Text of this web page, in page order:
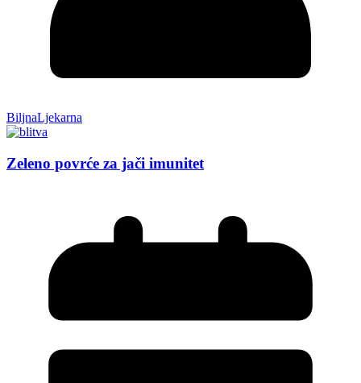
BiljnaLjekarna
Zeleno povrće za jači imunitet